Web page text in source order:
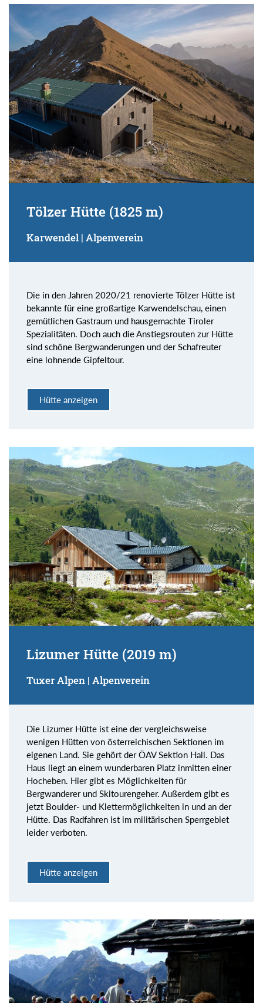
Tölzer Hütte (1825 m)
Karwendel | Alpenverein
Die in den Jahren 2020/21 renovierte Tölzer Hütte ist
bekannte für eine großartige Karwendelschau, einen
gemütlichen Gastraum und hausgemachte Tiroler
Spezialitäten. Doch auch die Anstiegsrouten zur Hütte
sind schöne Bergwanderungen und der Schafreuter
eine lohnende Gipfeltour.
Hütte anzeigen
Lizumer Hütte (2019 m)
Tuxer Alpen | Alpenverein
Die Lizumer Hütte ist eine der vergleichsweise
wenigen Hütten von österreichischen Sektionen im
eigenen Land. Sie gehört der ÖAV Sektion Hall. Das
Haus liegt an einem wunderbaren Platz inmitten einer
Hocheben. Hier gibt es Möglichkeiten für
Bergwanderer und Skitourengeher. Außerdem gibt es
jetzt Boulder- und Klettermöglichkeiten in und an der
Hütte. Das Radfahren ist im militärischen Sperrgebiet
leider verboten.
Hütte anzeigen